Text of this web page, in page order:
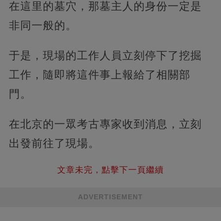
在這里的墓穴，那墓主人的身份一定是
非同一般的。
于是，現場的工作人員立刻停下了挖掘
工作，隨即將這件事上報給了相關部
門。
在北京的一眾考古專家收到消息，立刻
出發前往了現場。
文章未完，點擊下一頁繼續
ADVERTISEMENT